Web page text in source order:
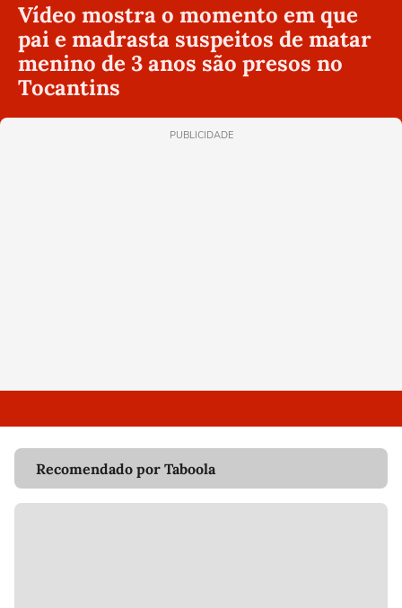
Vídeo mostra o momento em que
pai e madrasta suspeitos de matar
menino de 3 anos são presos no
Tocantins
PUBLICIDADE
Recomendado por Taboola